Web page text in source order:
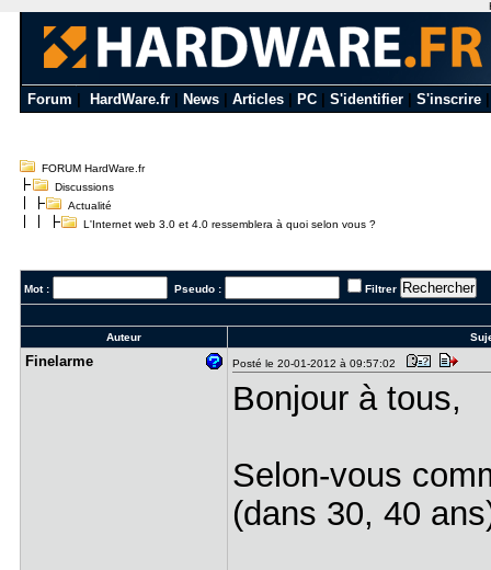
Forum HardWare.fr News Articles PC S'identifier S'inscrire
FORUM HardWare.fr
Discussions
Actualité
L'Internet web 3.0 et 4.0 ressemblera à quoi selon vous ?
Mot : Pseudo : Filtrer
Auteur
Finelarme Posté le 20-01-2012 à 09:57:02
Bonjour à tous,
Selon-vous
(dans 30, 40